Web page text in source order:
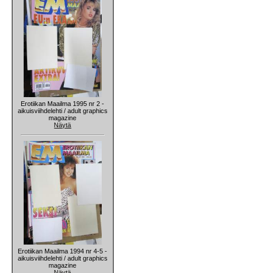
Erotiikan Maailma 1995 nr 2 -
aikuisviihdelehti / adult graphics
magazine
Näytä
Erotiikan Maailma 1994 nr 4-5 -
aikuisviihdelehti / adult graphics
magazine